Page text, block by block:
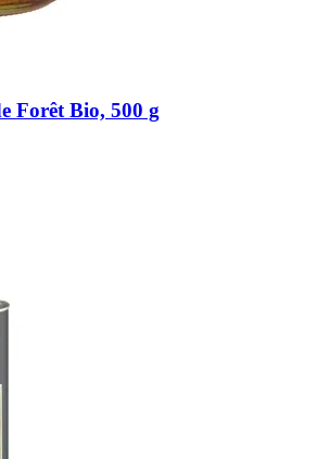
Forêt Bio, 500 g